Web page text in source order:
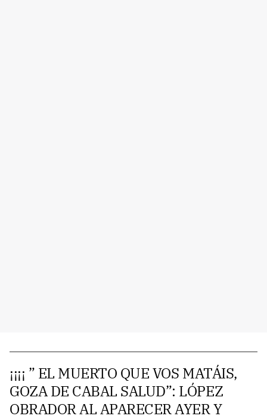
¡¡¡¡ ” EL MUERTO QUE VOS MATÁIS,
GOZA DE CABAL SALUD”: LÓPEZ
OBRADOR AL APARECER AYER Y